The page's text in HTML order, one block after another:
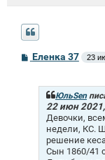
СЕленка 37 23
ЮльSen
22 июн
Девочки,
недели, КС.
решение
Сын 1860/41